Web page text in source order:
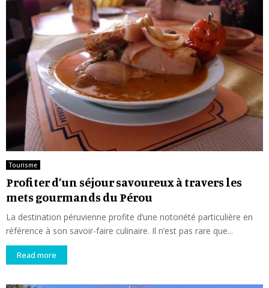
Tourisme
Profiter d’un séjour savoureux à travers les
mets gourmands du Pérou
La destination péruvienne profite d’une notoriété particulière en
référence à son savoir-faire culinaire. Il n’est pas rare que...
Read more